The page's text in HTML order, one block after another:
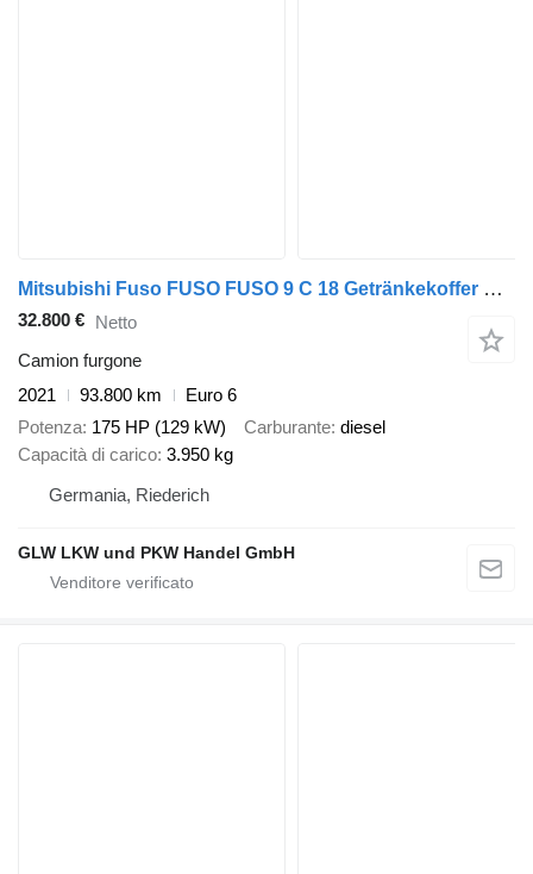
Mitsubishi Fuso FUSO FUSO 9 C 18 Getränkekoffer m. 4,7 m Rolläden
32.800 € Netto
Camion furgone
2021
93.800 km
Euro 6
Potenza 175 HP (129 kW) Carburante diesel
Capacità di carico 3.950 kg
Germania, Riederich
GLW LKW und PKW Handel GmbH